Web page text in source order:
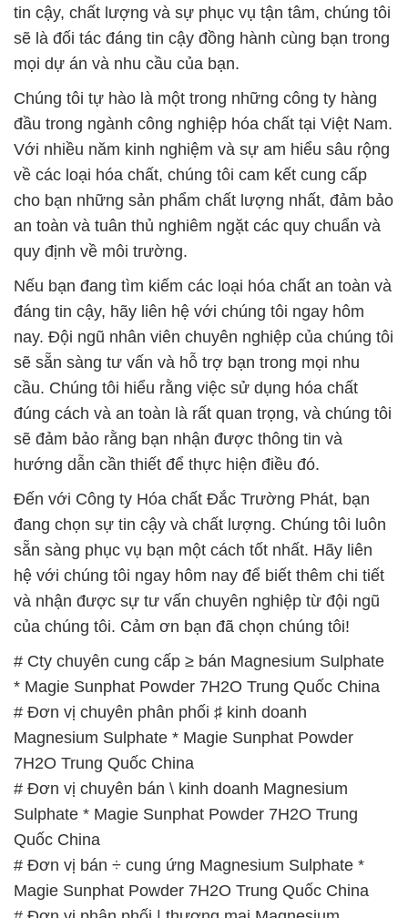
tin cậy, chất lượng và sự phục vụ tận tâm, chúng tôi
sẽ là đối tác đáng tin cậy đồng hành cùng bạn trong
mọi dự án và nhu cầu của bạn.
Chúng tôi tự hào là một trong những công ty hàng
đầu trong ngành công nghiệp hóa chất tại Việt Nam.
Với nhiều năm kinh nghiệm và sự am hiểu sâu rộng
về các loại hóa chất, chúng tôi cam kết cung cấp
cho bạn những sản phẩm chất lượng nhất, đảm bảo
an toàn và tuân thủ nghiêm ngặt các quy chuẩn và
quy định về môi trường.
Nếu bạn đang tìm kiếm các loại hóa chất an toàn và
đáng tin cậy, hãy liên hệ với chúng tôi ngay hôm
nay. Đội ngũ nhân viên chuyên nghiệp của chúng tôi
sẽ sẵn sàng tư vấn và hỗ trợ bạn trong mọi nhu
cầu. Chúng tôi hiểu rằng việc sử dụng hóa chất
đúng cách và an toàn là rất quan trọng, và chúng tôi
sẽ đảm bảo rằng bạn nhận được thông tin và
hướng dẫn cần thiết để thực hiện điều đó.
Đến với Công ty Hóa chất Đắc Trường Phát, bạn
đang chọn sự tin cậy và chất lượng. Chúng tôi luôn
sẵn sàng phục vụ bạn một cách tốt nhất. Hãy liên
hệ với chúng tôi ngay hôm nay để biết thêm chi tiết
và nhận được sự tư vấn chuyên nghiệp từ đội ngũ
của chúng tôi. Cảm ơn bạn đã chọn chúng tôi!
# Cty chuyên cung cấp ≥ bán Magnesium Sulphate
* Magie Sunphat Powder 7H2O Trung Quốc China
# Đơn vị chuyên phân phối ♯ kinh doanh
Magnesium Sulphate * Magie Sunphat Powder
7H2O Trung Quốc China
# Đơn vị chuyên bán \ kinh doanh Magnesium
Sulphate * Magie Sunphat Powder 7H2O Trung
Quốc China
# Đơn vị bán ÷ cung ứng Magnesium Sulphate *
Magie Sunphat Powder 7H2O Trung Quốc China